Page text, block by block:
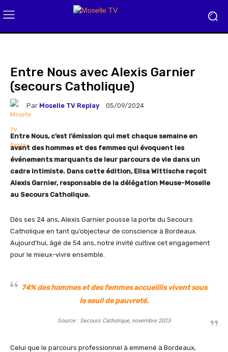
Entre Nous avec Alexis Garnier
(secours Catholique)
Par Moselle TV Replay 05/09/2024
Entre Nous, c’est l’émission qui met chaque semaine en
avant des hommes et des femmes qui évoquent les
événements marquants de leur parcours de vie dans un
cadre intimiste. Dans cette édition, Elisa Wittische reçoit
Alexis Garnier, responsable de la délégation Meuse-Moselle
au Secours Catholique.
Dès ses 24 ans, Alexis Garnier pousse la porte du Secours
Catholique en tant qu’objecteur de conscience à Bordeaux.
Aujourd’hui, âgé de 54 ans, notre invité cultive cet engagement
pour le mieux-vivre ensemble.
74% des hommes et des femmes accueillis vivent sous
le seuil de pauvreté.
Source : Secours Catholique, novembre 2023
Celui que le parcours professionnel à emmené à Bordeaux,